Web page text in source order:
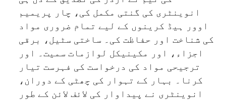
انوینٹری کی گنتی مکمل کی، چار پریمیم
اوور ہیڈ کرینوں کے لیے تمام ضروری مواد
کی شناخت اور حفاظت کی۔ ساختی سٹیل، برقی
اجزاء، اور مکینیکل لوازمات سمیت۔ اور
ترجیحی مواد کی درخواست کی فہرست تیار
کرنا۔ بہار کے تہوار کی چھٹی کے دوران،
انوینٹری نے پیداوار کی لائف لائن کے طور